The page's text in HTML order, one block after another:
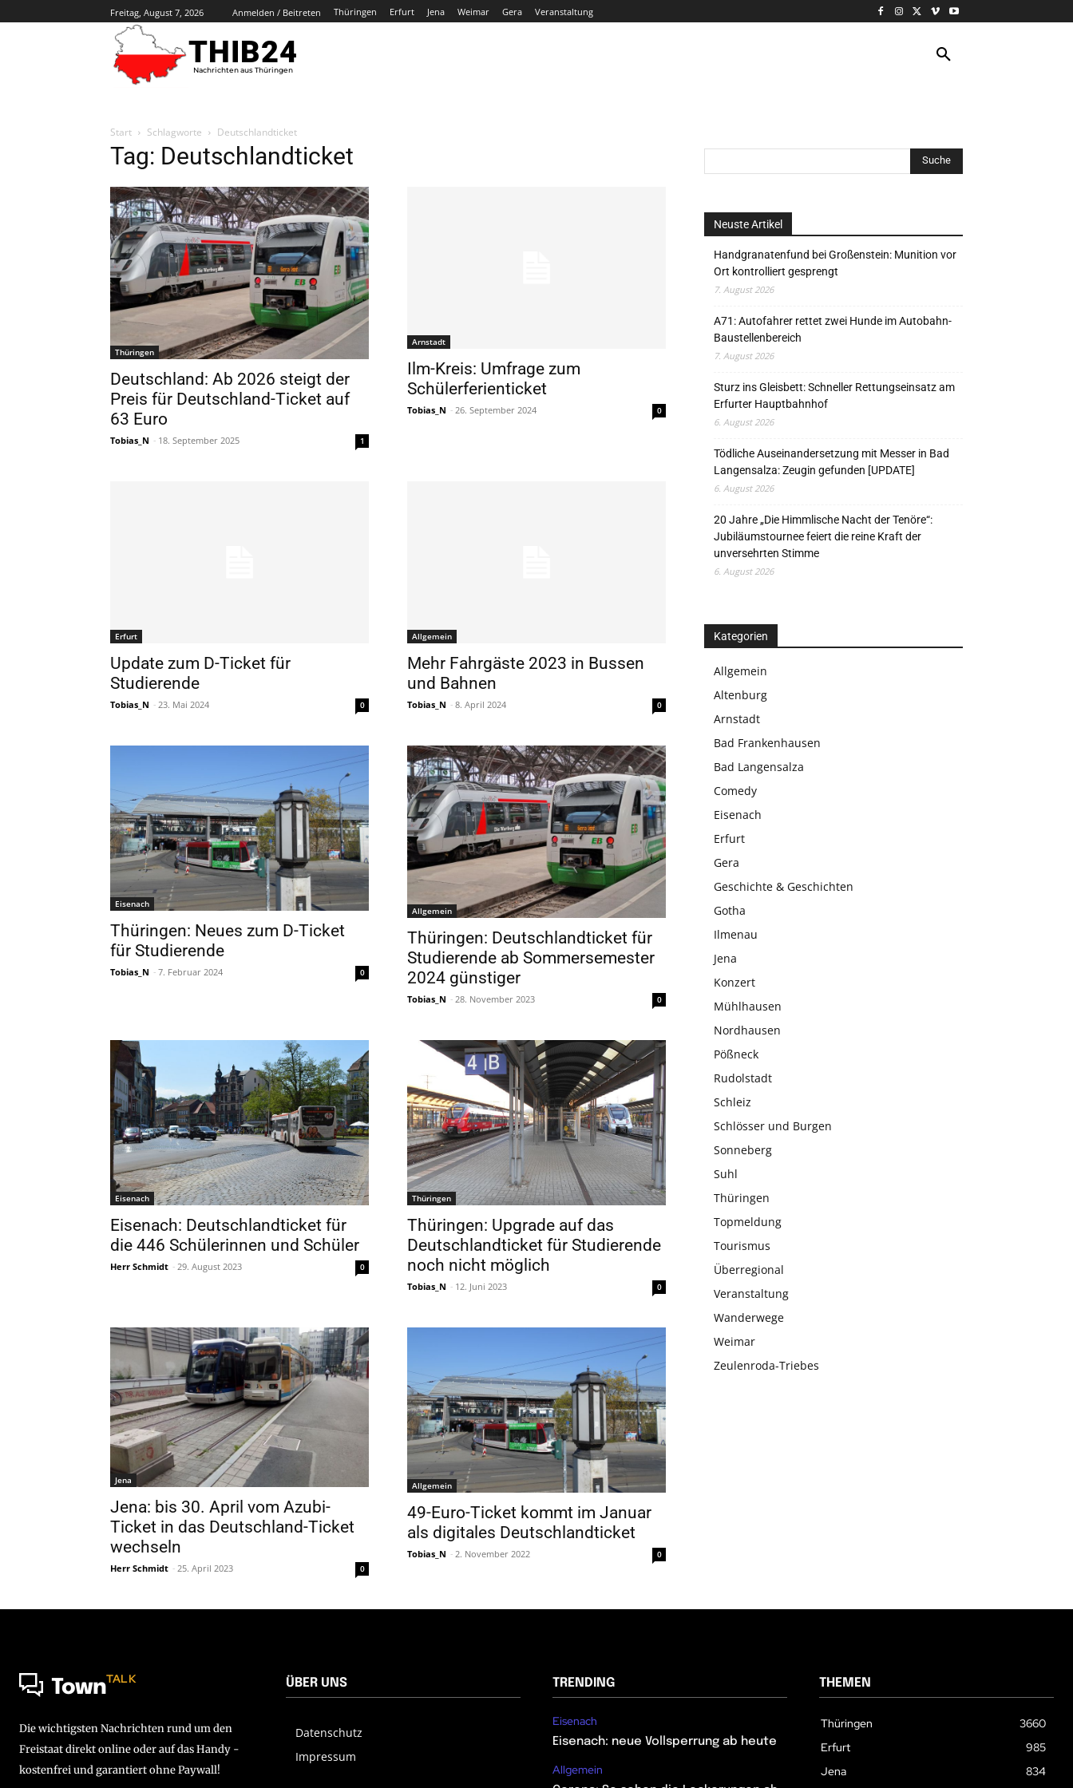
Freitag, August 7, 2026 Anmelden / Beitreten Thüringen Erfurt Jena Weimar Gera Veranstaltung
THIB24
Nachrichten aus Thüringen
Start Schlagworte Deutschlandticket
Tag: Deutschlandticket
Thüringen
Deutschland: Ab 2026 steigt der
Preis für Deutschland-Ticket auf
63 Euro
Tobias_N - 18. September 2025 1
Arnstadt
Ilm-Kreis: Umfrage zum
Schülerferienticket
Tobias_N - 26. September 2024 0
Erfurt
Update zum D-Ticket für
Studierende
Tobias_N - 23. Mai 2024 0
Allgemein
Mehr Fahrgäste 2023 in Bussen
und Bahnen
Tobias_N - 8. April 2024 0
Eisenach
Thüringen: Neues zum D-Ticket
für Studierende
Tobias_N - 7. Februar 2024 0
Allgemein
Thüringen: Deutschlandticket für
Studierende ab Sommersemester
2024 günstiger
Tobias_N - 28. November 2023 0
Eisenach
Eisenach: Deutschlandticket für
die 446 Schülerinnen und Schüler
Herr Schmidt - 29. August 2023 0
Thüringen
Thüringen: Upgrade auf das
Deutschlandticket für Studierende
noch nicht möglich
Tobias_N - 12. Juni 2023 0
Jena
Jena: bis 30. April vom Azubi-
Ticket in das Deutschland-Ticket
wechseln
Herr Schmidt - 25. April 2023 0
Allgemein
49-Euro-Ticket kommt im Januar
als digitales Deutschlandticket
Tobias_N - 2. November 2022 0
Neuste Artikel
Handgranatenfund bei Großenstein: Munition vor
Ort kontrolliert gesprengt
7. August 2026
A71: Autofahrer rettet zwei Hunde im Autobahn-
Baustellenbereich
7. August 2026
Sturz ins Gleisbett: Schneller Rettungseinsatz am
Erfurter Hauptbahnhof
6. August 2026
Tödliche Auseinandersetzung mit Messer in Bad
Langensalza: Zeugin gefunden [UPDATE]
6. August 2026
20 Jahre „Die Himmlische Nacht der Tenöre“:
Jubiläumstournee feiert die reine Kraft der
unversehrten Stimme
6. August 2026
Kategorien
Allgemein
Altenburg
Arnstadt
Bad Frankenhausen
Bad Langensalza
Comedy
Eisenach
Erfurt
Gera
Geschichte & Geschichten
Gotha
Ilmenau
Jena
Konzert
Mühlhausen
Nordhausen
Pößneck
Rudolstadt
Schleiz
Schlösser und Burgen
Sonneberg
Suhl
Thüringen
Topmeldung
Tourismus
Überregional
Veranstaltung
Wanderwege
Weimar
Zeulenroda-Triebes
TownTALK
Die wichtigsten Nachrichten rund um den
Freistaat direkt online oder auf das Handy -
kostenfrei und garantiert ohne Paywall!
ÜBER UNS
Datenschutz
Impressum
TRENDING
Eisenach
Eisenach: neue Vollsperrung ab heute
Allgemein
THEMEN
Thüringen
3660
Erfurt
985
Jena
834